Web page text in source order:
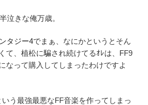
泣きな俺万歳。
でまぁ、なにかというとそん
て、植松に騙され続けてるｵﾚは、FF9
なって購入してしまったわけですよ
う最強最悪なFF音楽を作ってしまっ